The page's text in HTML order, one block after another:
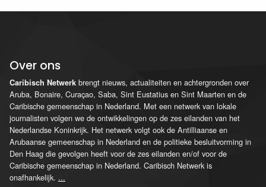
Over ons
Caribisch Netwerk brengt nieuws, actualiteiten en achtergronden over
Aruba, Bonaire, Curaçao, Saba, Sint Eustatius en Sint Maarten en de
Caribische gemeenschap in Nederland. Met een netwerk van lokale
journalisten volgen we de ontwikkelingen op de zes eilanden van het
Nederlandse Koninkrijk. Het netwerk volgt ook de Antilliaanse en
Arubaanse gemeenschap in Nederland en de politieke besluitvorming in
Den Haag die gevolgen heeft voor de zes eilanden en/of voor de
Caribische gemeenschap in Nederland. Caribisch Netwerk is
onafhankelijk. ...